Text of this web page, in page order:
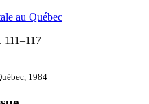
au Québec
111–117
1984